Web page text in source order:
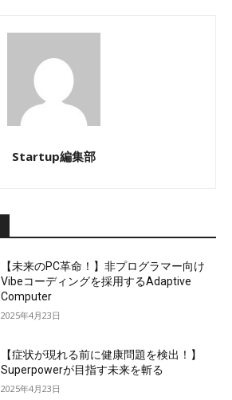
Startup編集部
【未来のPC革命！】非プログラマー向け
Vibeコーディングを採用するAdaptive
Computer
2025年4月23日
【症状が現れる前に健康問題を検出！】
Superpowerが目指す未来を斬る
2025年4月23日